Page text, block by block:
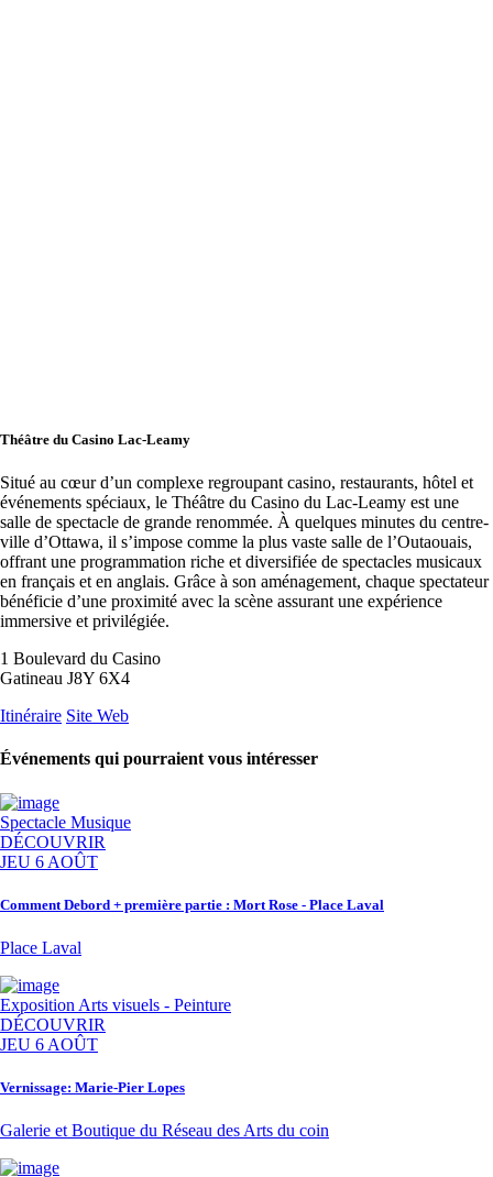
Théâtre du Casino Lac-Leamy
Situé au cœur d’un complexe regroupant casino, restaurants, hôtel et
événements spéciaux, le Théâtre du Casino du Lac-Leamy est une
salle de spectacle de grande renommée. À quelques minutes du centre-
ville d’Ottawa, il s’impose comme la plus vaste salle de l’Outaouais,
offrant une programmation riche et diversifiée de spectacles musicaux
en français et en anglais. Grâce à son aménagement, chaque spectateur
bénéficie d’une proximité avec la scène assurant une expérience
immersive et privilégiée.
1 Boulevard du Casino
Gatineau J8Y 6X4
Itinéraire Site Web
Événements qui pourraient vous intéresser
Spectacle Musique
DÉCOUVRIR
JEU 6 AOÛT
Comment Debord + première partie : Mort Rose - Place Laval
Place Laval
Exposition Arts visuels - Peinture
DÉCOUVRIR
JEU 6 AOÛT
Vernissage: Marie-Pier Lopes
Galerie et Boutique du Réseau des Arts du coin